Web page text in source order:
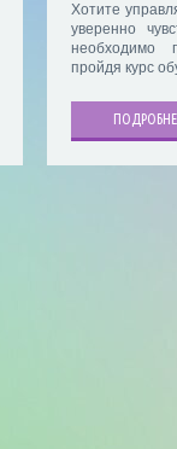
Хотите
уверенно
необходимо
пройдя курс